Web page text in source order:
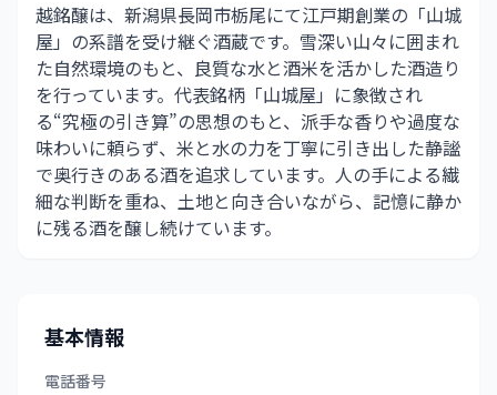
越銘醸は、新潟県長岡市栃尾にて江戸期創業の「山城
屋」の系譜を受け継ぐ酒蔵です。雪深い山々に囲まれ
た自然環境のもと、良質な水と酒米を活かした酒造り
を行っています。代表銘柄「山城屋」に象徴され
る“究極の引き算”の思想のもと、派手な香りや過度な
味わいに頼らず、米と水の力を丁寧に引き出した静謐
で奥行きのある酒を追求しています。人の手による繊
細な判断を重ね、土地と向き合いながら、記憶に静か
に残る酒を醸し続けています。
基本情報
電話番号